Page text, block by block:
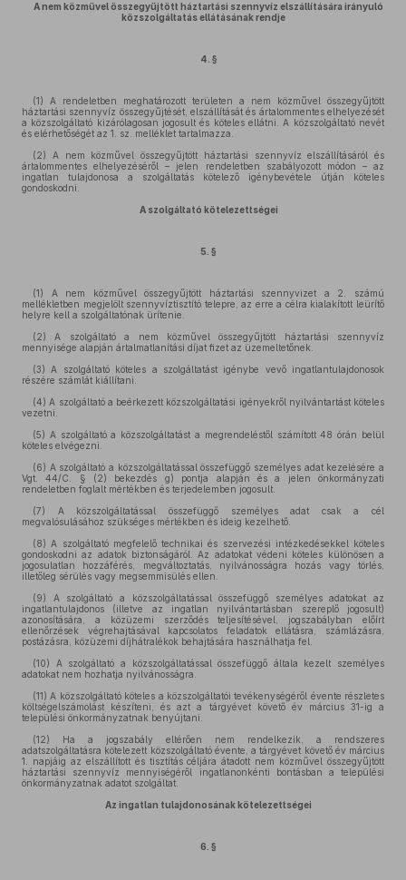
A nem közművel összegyűjtött háztartási szennyvíz elszállítására irányuló
közszolgáltatás ellátásának rendje
4. §
(1) A rendeletben meghatározott területen a nem közművel összegyűjtött
háztartási szennyvíz összegyűjtését, elszállítását és ártalommentes elhelyezését
a közszolgáltató kizárólagosan jogosult és köteles ellátni. A közszolgáltató nevét
és elérhetőségét az 1. sz. melléklet tartalmazza.
(2) A nem közművel összegyűjtött háztartási szennyvíz elszállításáról és
ártalommentes elhelyezéséről – jelen rendeletben szabályozott módon – az
ingatlan tulajdonosa a szolgáltatás kötelező igénybevétele útján köteles
gondoskodni.
A szolgáltató kötelezettségei
5. §
(1) A nem közművel összegyűjtött háztartási szennyvizet a 2. számú
mellékletben megjelölt szennyvíztisztító telepre, az erre a célra kialakított leürítő
helyre kell a szolgáltatónak ürítenie.
(2) A szolgáltató a nem közművel összegyűjtött háztartási szennyvíz
mennyisége alapján ártalmatlanítási díjat fizet az üzemeltetőnek.
(3) A szolgáltató köteles a szolgáltatást igénybe vevő ingatlantulajdonosok
részére számlát kiállítani.
(4) A szolgáltató a beérkezett közszolgáltatási igényekről nyilvántartást köteles
vezetni.
(5) A szolgáltató a közszolgáltatást a megrendeléstől számított 48 órán belül
köteles elvégezni.
(6) A szolgáltató a közszolgáltatással összefüggő személyes adat kezelésére a
Vgt. 44/C. § (2) bekezdés g) pontja alapján és a jelen önkormányzati
rendeletben foglalt mértékben és terjedelemben jogosult.
(7) A közszolgáltatással összefüggő személyes adat csak a cél
megvalósulásához szükséges mértékben és ideig kezelhető.
(8) A szolgáltató megfelelő technikai és szervezési intézkedésekkel köteles
gondoskodni az adatok biztonságáról. Az adatokat védeni köteles különösen a
jogosulatlan hozzáférés, megváltoztatás, nyilvánosságra hozás vagy törlés,
illetőleg sérülés vagy megsemmisülés ellen.
(9) A szolgáltató a közszolgáltatással összefüggő személyes adatokat az
ingatlantulajdonos (illetve az ingatlan nyilvántartásban szereplő jogosult)
azonosítására, a közüzemi szerződés teljesítésével, jogszabályban előírt
ellenőrzések végrehajtásával kapcsolatos feladatok ellátásra, számlázásra,
postázásra, közüzemi díjhátralékok behajtására használhatja fel.
(10) A szolgáltató a közszolgáltatással összefüggő általa kezelt személyes
adatokat nem hozhatja nyilvánosságra.
(11) A közszolgáltató köteles a közszolgáltatói tevékenységéről évente részletes
költségelszámolást készíteni, és azt a tárgyévet követő év március 31-ig a
települési önkormányzatnak benyújtani.
(12) Ha a jogszabály eltérően nem rendelkezik, a rendszeres
adatszolgáltatásra kötelezett közszolgáltató évente, a tárgyévet követő év március
1. napjáig az elszállított és tisztítás céljára átadott nem közművel összegyűjtött
háztartási szennyvíz mennyiségéről ingatlanonkénti bontásban a települési
önkormányzatnak adatot szolgáltat.
Az ingatlan tulajdonosának kötelezettségei
6. §